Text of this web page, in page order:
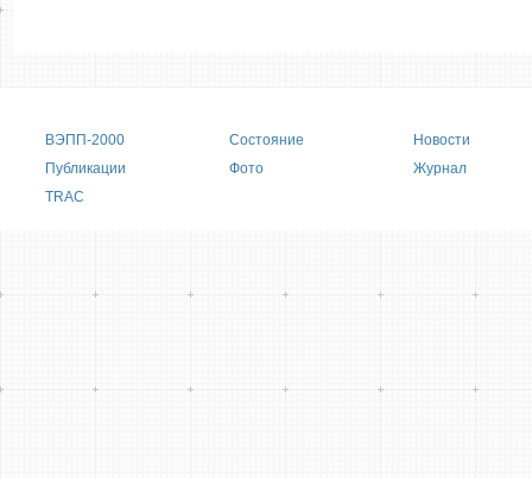
Main menu
ВЭПП-2000 Состояние
Новости
Публикации
Фото
Журнал
TRAC